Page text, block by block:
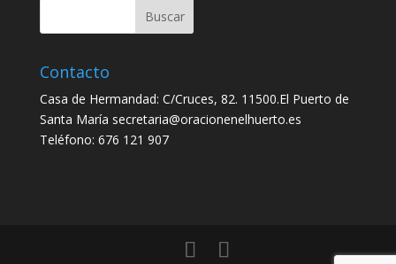
Contacto
Casa de Hermandad: C/Cruces, 82. 11500.El Puerto de
Santa María secretaria@oracionenelhuerto.es
Teléfono: 676 121 907